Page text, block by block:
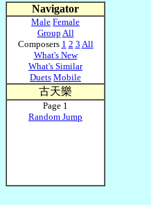
Navigator
Male Female
Group All
Composers 1 2 3 All
What's New
What's Similar
Duets Mobile
古天樂
Page 1
Random Jump